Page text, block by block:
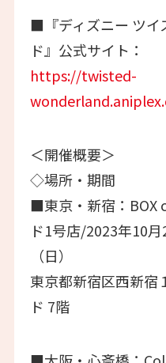
■『ディズニー ツイ
ド』公式サイト：
https://twisted-
＜開催概要＞
◇場所・期間
■東京・新宿：BOX
ド1号店/2023年10
（日）
東京都新宿区西新宿
ド 7階